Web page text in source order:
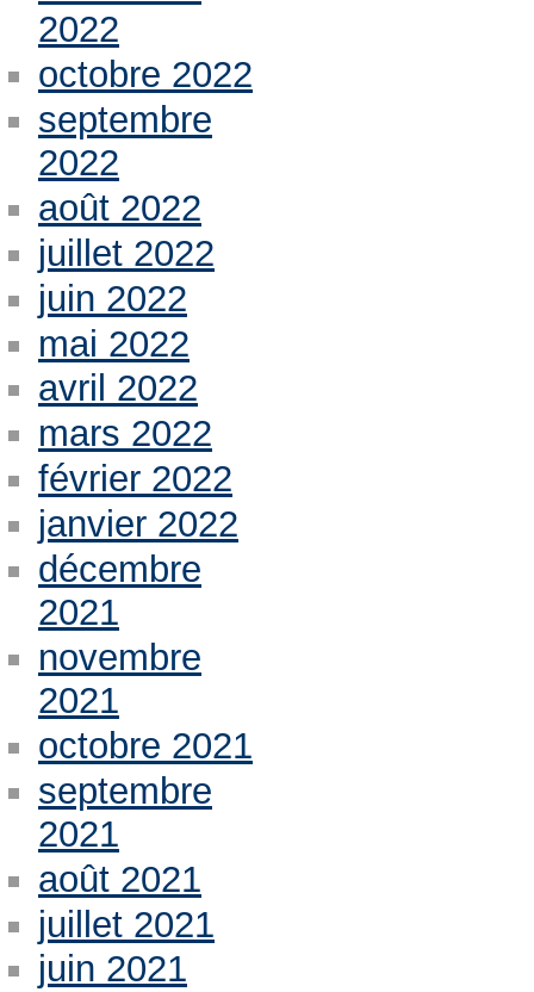
2022
octobre 2022
septembre
2022
août 2022
juillet 2022
juin 2022
mai 2022
avril 2022
mars 2022
février 2022
janvier 2022
décembre
2021
novembre
2021
octobre 2021
septembre
2021
août 2021
juillet 2021
juin 2021